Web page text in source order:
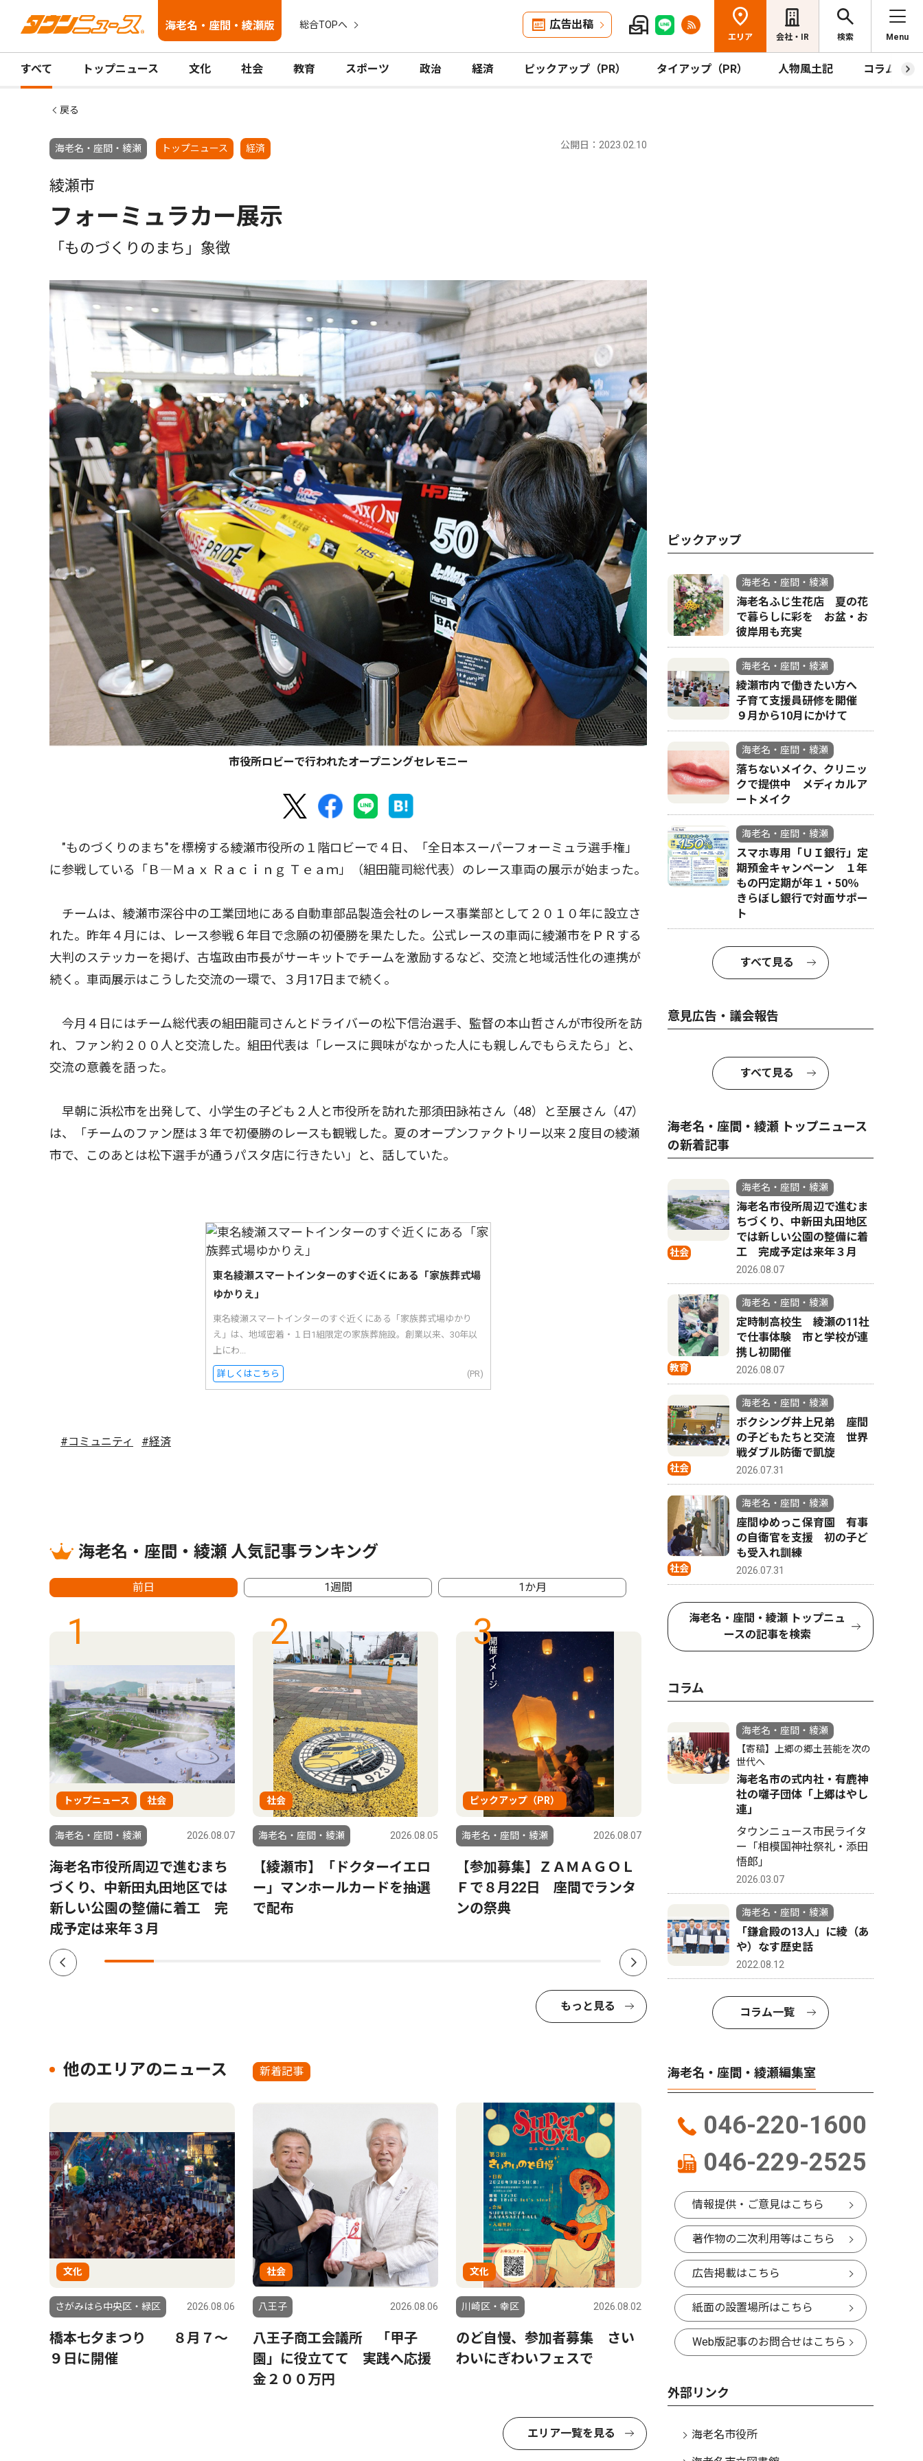
海老名・座間・綾瀬版 総合TOPへ 広告出稿
エリア 会社・IR 検索 Menu
すべて トップニュース 文化 社会 教育 スポーツ 政治 経済 ピックアップ（PR） タイアップ（PR） 人物風土記 コラム
戻る
海老名・座間・綾瀬 トップニュース 経済 公開日：2023.02.10
綾瀬市
フォーミュラカー展示
「ものづくりのまち」象徴
市役所ロビーで行われたオープニングセレモニー
"ものづくりのまち"を標榜する綾瀬市役所の１階ロビーで４日、「全日本スーパーフォーミュラ選手権」
に参戦している「Ｂ―Ｍａｘ Ｒａｃｉｎｇ Ｔｅａｍ」（組田龍司総代表）のレース車両の展示が始まった。
チームは、綾瀬市深谷中の工業団地にある自動車部品製造会社のレース事業部として２０１０年に設立さ
れた。昨年４月には、レース参戦６年目で念願の初優勝を果たした。公式レースの車両に綾瀬市をＰＲする
大判のステッカーを掲げ、古塩政由市長がサーキットでチームを激励するなど、交流と地域活性化の連携が
続く。車両展示はこうした交流の一環で、３月17日まで続く。
今月４日にはチーム総代表の組田龍司さんとドライバーの松下信治選手、監督の本山哲さんが市役所を訪
れ、ファン約２００人と交流した。組田代表は「レースに興味がなかった人にも親しんでもらえたら」と、
交流の意義を語った。
早朝に浜松市を出発して、小学生の子ども２人と市役所を訪れた那須田詠祐さん（48）と至展さん（47）
は、「チームのファン歴は３年で初優勝のレースも観戦した。夏のオープンファクトリー以来２度目の綾瀬
市で、このあとは松下選手が通うパスタ店に行きたい」と、話していた。
東名綾瀬スマートインターのすぐ近くにある「家族葬式場
ゆかりえ」
東名綾瀬スマートインターのすぐ近くにある「家族葬式場ゆかり
え」は、地域密着・１日1組限定の家族葬施設。創業以来、30年以
上にわ...
詳しくはこちら (PR)
#コミュニティ #経済
海老名・座間・綾瀬 人気記事ランキング
前日 1週間 1か月
1
トップニュース 社会
海老名・座間・綾瀬 2026.08.07
海老名市役所周辺で進むまち
づくり、中新田丸田地区では
新しい公園の整備に着工 完
成予定は来年３月
2
社会
海老名・座間・綾瀬 2026.08.05
【綾瀬市】「ドクターイエロ
ー」マンホールカードを抽選
で配布
3
ピックアップ（PR）
海老名・座間・綾瀬 2026.08.07
【参加募集】ＺＡＭＡＧＯＬ
Ｆで８月22日 座間でランタ
ンの祭典
4
海老名・座間・綾瀬 2026.08.05
海老名の企業２社が協力し、
トイレカーを熊本の被災地へ
間開放
もっと見る
他のエリアのニュース 新着記事
文化
さがみはら中央区・緑区 2026.08.06
橋本七夕まつり ８月７〜
９日に開催
社会
八王子 2026.08.06
八王子商工会議所 「甲子
園」に役立てて 実践へ応援
金２００万円
文化
川崎区・幸区 2026.08.02
のど自慢、参加者募集 さい
わいにぎわいフェスで
エリア一覧を見る
ピックアップ
海老名・座間・綾瀬
海老名ふじ生花店 夏の花
で暮らしに彩を お盆・お
彼岸用も充実
海老名・座間・綾瀬
綾瀬市内で働きたい方へ
子育て支援員研修を開催
９月から10月にかけて
海老名・座間・綾瀬
落ちないメイク、クリニッ
クで提供中 メディカルア
ートメイク
海老名・座間・綾瀬
スマホ専用「ＵＩ銀行」定
期預金キャンペーン １年
もの円定期が年１・50％
きらぼし銀行で対面サポー
ト
すべて見る
意見広告・議会報告
すべて見る
海老名・座間・綾瀬 トップニュース
の新着記事
社会
海老名・座間・綾瀬
海老名市役所周辺で進むま
ちづくり、中新田丸田地区
では新しい公園の整備に着
工 完成予定は来年３月
2026.08.07
教育
海老名・座間・綾瀬
定時制高校生 綾瀬の11社
で仕事体験 市と学校が連
携し初開催
2026.08.07
社会
海老名・座間・綾瀬
ボクシング井上兄弟 座間
の子どもたちと交流 世界
戦ダブル防衛で凱旋
2026.07.31
社会
海老名・座間・綾瀬
座間ゆめっこ保育園 有事
の自衛官を支援 初の子ど
も受入れ訓練
2026.07.31
海老名・座間・綾瀬 トップニュ
ースの記事を検索
コラム
海老名・座間・綾瀬
【寄稿】上郷の郷土芸能を次の
世代へ
海老名市の式内社・有鹿神
社の囃子団体「上郷はやし
連」
タウンニュース市民ライタ
ー「相模国神社祭礼・添田
悟郎」
2026.03.07
海老名・座間・綾瀬
「鎌倉殿の13人」に綾（あ
や）なす歴史話
2022.08.12
コラム一覧
海老名・座間・綾瀬編集室
046-220-1600
046-229-2525
情報提供・ご意見はこちら
著作物の二次利用等はこちら
広告掲載はこちら
紙面の設置場所はこちら
Web版記事のお問合せはこちら
外部リンク
海老名市役所